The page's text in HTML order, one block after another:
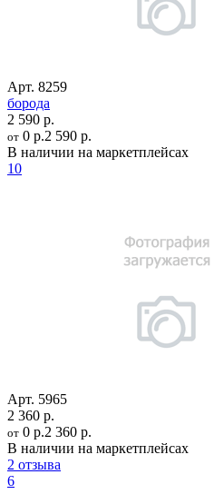
Арт. 8259
борода
2 590 р.
от 0 р.2 590 р.
В наличии на маркетплейсах
10
Арт. 5965
2 360 р.
от 0 р.2 360 р.
В наличии на маркетплейсах
2 отзыва
6